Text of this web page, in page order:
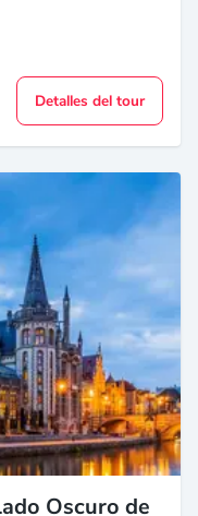
Detalles del tour
Oscuro de